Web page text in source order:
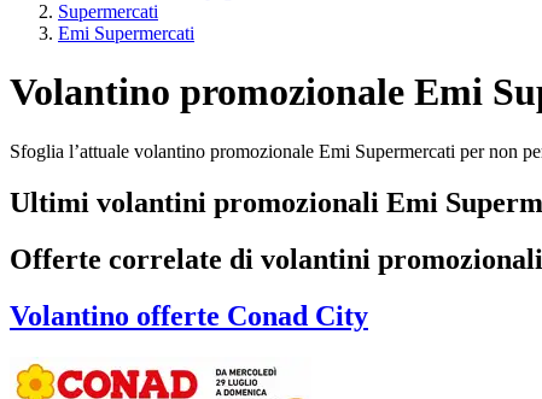
Supermercati
Emi Supermercati
Volantino promozionale Emi
Sfoglia l’attuale volantino promozionale Emi Supermercati per non
Ultimi volantini promozionali Emi
Offerte correlate di volantini promozionali
Volantino offerte Conad City